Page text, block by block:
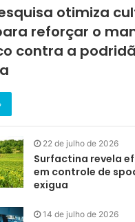
otimiza
reforçar o
contra a
22 de julho de 2026
Surfactina revela
em controle de
exigua
14 de julho de 2026